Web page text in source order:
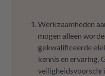
Werkzaamheden
mogen alleen
gekwalificeerde
kennis en ervaring.